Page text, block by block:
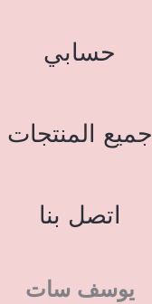
حسابي
جميع المنتجات
اتصل بنا
يوسف سات